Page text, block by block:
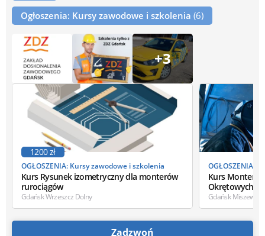
Ogłoszenia: Kursy zawodowe i szkolenia (6)
+3
OGŁOSZENIA: Kursy zawodowe i szkolenia
Kurs Rysunek izometryczny dla monterów
rurociągów
1200 zł
Gdańsk Wrzeszcz Dolny
OGŁOSZENIA:
Kurs Monter
Okrętowych
Gdańsk
Zadzwoń